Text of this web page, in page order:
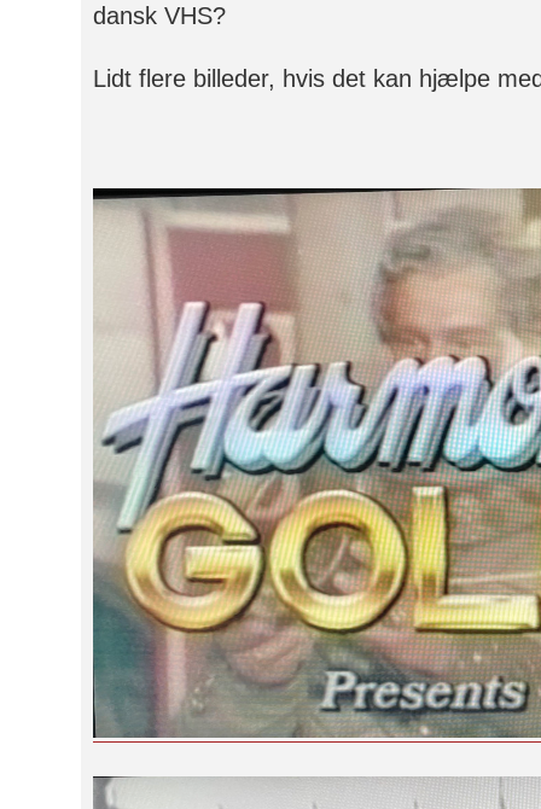
dansk VHS?
Lidt flere billeder, hvis det kan hjælpe